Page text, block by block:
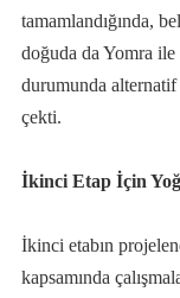
tamamlandığında,
doğuda da Yomra
durumunda alternatif
çekti.
İkinci Etap İçin
İkinci etabın
kapsamında